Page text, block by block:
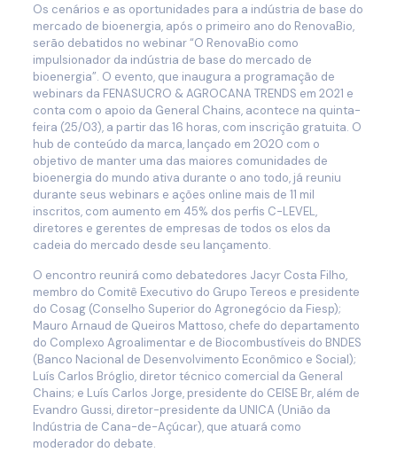
Os cenários e as oportunidades para a indústria de base do
mercado de bioenergia, após o primeiro ano do RenovaBio,
serão debatidos no webinar “O RenovaBio como
impulsionador da indústria de base do mercado de
bioenergia”. O evento, que inaugura a programação de
webinars da FENASUCRO & AGROCANA TRENDS em 2021 e
conta com o apoio da General Chains, acontece na quinta-
feira (25/03), a partir das 16 horas, com inscrição gratuita. O
hub de conteúdo da marca, lançado em 2020 com o
objetivo de manter uma das maiores comunidades de
bioenergia do mundo ativa durante o ano todo, já reuniu
durante seus webinars e ações online mais de 11 mil
inscritos, com aumento em 45% dos perfis C-LEVEL,
diretores e gerentes de empresas de todos os elos da
cadeia do mercado desde seu lançamento.
O encontro reunirá como debatedores Jacyr Costa Filho,
membro do Comitê Executivo do Grupo Tereos e presidente
do Cosag (Conselho Superior do Agronegócio da Fiesp);
Mauro Arnaud de Queiros Mattoso, chefe do departamento
do Complexo Agroalimentar e de Biocombustíveis do BNDES
(Banco Nacional de Desenvolvimento Econômico e Social);
Luís Carlos Bróglio, diretor técnico comercial da General
Chains; e Luís Carlos Jorge, presidente do CEISE Br, além de
Evandro Gussi, diretor-presidente da UNICA (União da
Indústria de Cana-de-Açúcar), que atuará como
moderador do debate.